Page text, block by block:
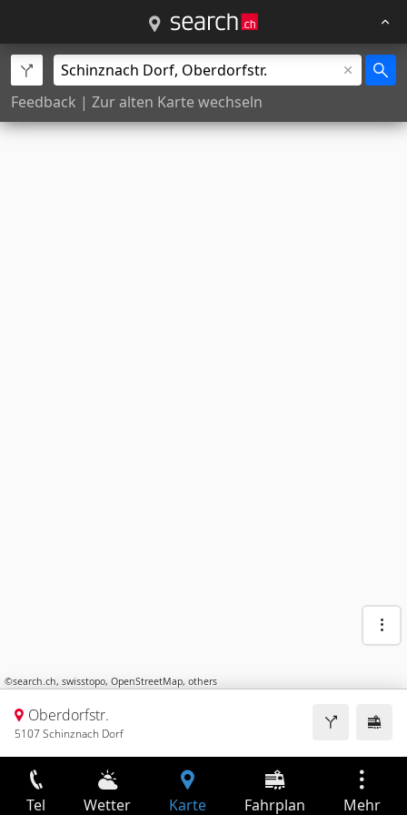
Feedback | Zur alten Karte wechseln
©search.ch, swisstopo, OpenStreetMap, others
Oberdorfstr.
5107 Schinznach Dorf
Tel Wetter Karte Fahrplan Mehr